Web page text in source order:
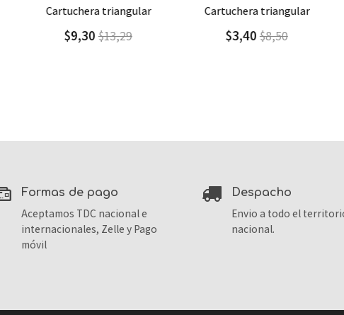
Agregar Detalle
cartuchera triangular
$3,40$8,50
Agregar Detalle
cartuchera plana
$2,60$13,00
formas de pago
Aceptamos TDC nacional e
internacionales, Zelle y Pago
móvil
despacho
Envio a todo el
nacional.